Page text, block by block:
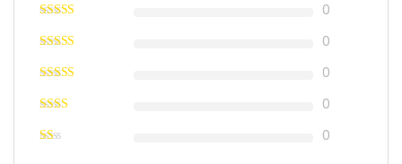
0
0
0
0
0